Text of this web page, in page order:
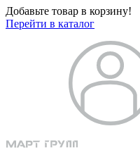
Добавьте товар в корзину!
Перейти в каталог